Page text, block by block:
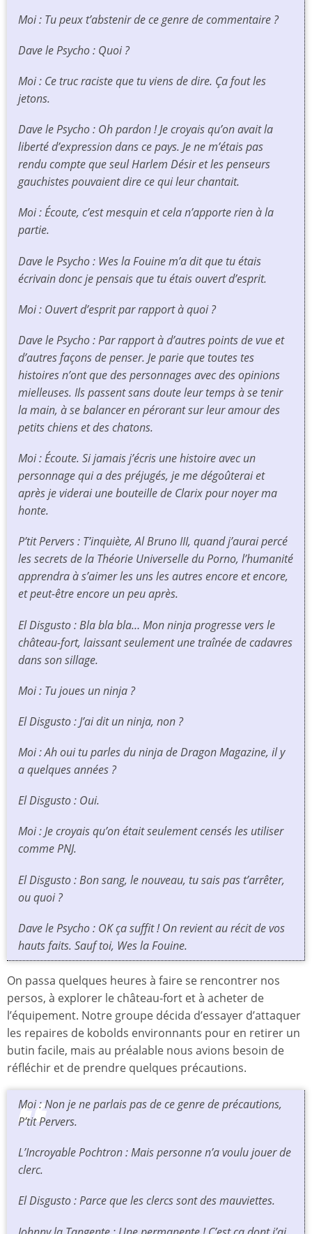
Moi : Tu peux t’abstenir de ce genre de commentaire ?
Dave le Psycho : Quoi ?
Moi : Ce truc raciste que tu viens de dire. Ça fout les
jetons.
Dave le Psycho : Oh pardon ! Je croyais qu’on avait la
liberté d’expression dans ce pays. Je ne m’étais pas
rendu compte que seul Harlem Désir et les penseurs
gauchistes pouvaient dire ce qui leur chantait.
Moi : Écoute, c’est mesquin et cela n’apporte rien à la
partie.
Dave le Psycho : Wes la Fouine m’a dit que tu étais
écrivain donc je pensais que tu étais ouvert d’esprit.
Moi : Ouvert d’esprit par rapport à quoi ?
Dave le Psycho : Par rapport à d’autres points de vue et
d’autres façons de penser. Je parie que toutes tes
histoires n’ont que des personnages avec des opinions
mielleuses. Ils passent sans doute leur temps à se tenir
la main, à se balancer en pérorant sur leur amour des
petits chiens et des chatons.
Moi : Écoute. Si jamais j’écris une histoire avec un
personnage qui a des préjugés, je me dégoûterai et
après je viderai une bouteille de Clarix pour noyer ma
honte.
P’tit Pervers : T’inquiète, Al Bruno III, quand j’aurai percé
les secrets de la Théorie Universelle du Porno, l’humanité
apprendra à s’aimer les uns les autres encore et encore,
et peut-être encore un peu après.
El Disgusto : Bla bla bla… Mon ninja progresse vers le
château-fort, laissant seulement une traînée de cadavres
dans son sillage.
Moi : Tu joues un ninja ?
El Disgusto : J’ai dit un ninja, non ?
Moi : Ah oui tu parles du ninja deDragon Magazine, il y
a quelques années ?
El Disgusto : Oui.
Moi : Je croyais qu’on était seulement censés les utiliser
comme PNJ.
El Disgusto : Bon sang, le nouveau, tu sais pas t’arrêter,
ou quoi ?
Dave le Psycho : OK ça suffit ! On revient au récit de vos
hauts faits. Sauf toi, Wes la Fouine.
On passa quelques heures à faire se rencontrer nos
persos, à explorer le château-fort et à acheter de
l’équipement. Notre groupe décida d’essayer d’attaquer
les repaires de kobolds environnants pour en retirer un
butin facile, mais au préalable nous avions besoin de
réfléchir et de prendre quelques précautions.
Moi : Non je ne parlais pas de ce genre de précautions,
P’tit Pervers.
L’Incroyable Pochtron : Mais personne n’a voulu jouer de
clerc.
El Disgusto : Parce que les clercs sont des mauviettes.